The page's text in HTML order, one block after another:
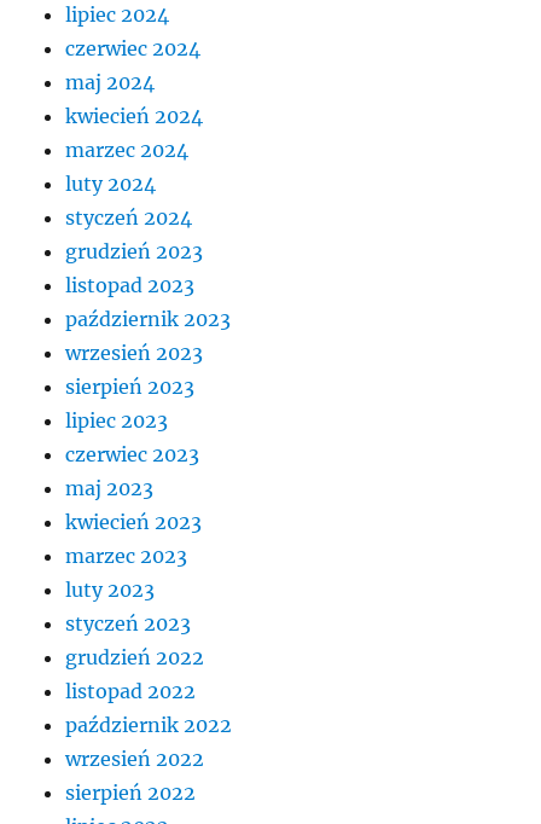
lipiec 2024
czerwiec 2024
maj 2024
kwiecień 2024
marzec 2024
luty 2024
styczeń 2024
grudzień 2023
listopad 2023
październik 2023
wrzesień 2023
sierpień 2023
lipiec 2023
czerwiec 2023
maj 2023
kwiecień 2023
marzec 2023
luty 2023
styczeń 2023
grudzień 2022
listopad 2022
październik 2022
wrzesień 2022
sierpień 2022